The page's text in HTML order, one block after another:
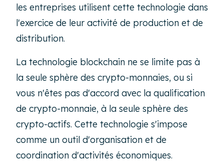
les entreprises utilisent cette technologie dans
l'exercice de leur activité de production et de
distribution.
La technologie blockchain ne se limite pas à
la seule sphère des crypto-monnaies, ou si
vous n'êtes pas d'accord avec la qualification
de crypto-monnaie, à la seule sphère des
crypto-actifs. Cette technologie s'impose
comme un outil d'organisation et de
coordination d'activités économiques.